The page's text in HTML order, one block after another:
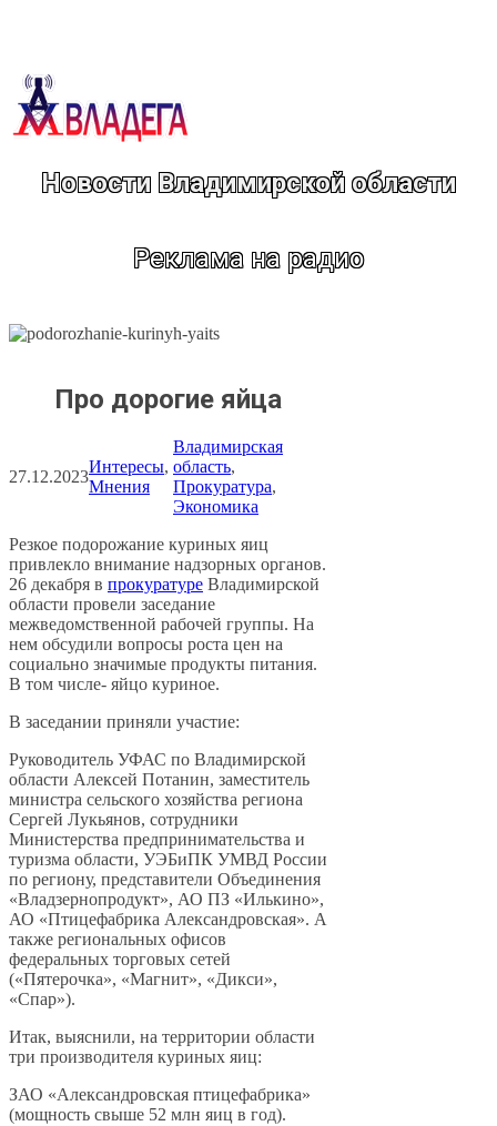
Новости Владимирской области
Реклама на радио
Про дорогие яйца
27.12.2023
Интересы
Мнения
Владимирская
область
Прокуратура
Экономика
Резкое подорожание куриных яиц
привлекло внимание надзорных органов.
26 декабря в прокуратуре Владимирской
области провели заседание
межведомственной рабочей группы. На
нем обсудили вопросы роста цен на
социально значимые продукты питания.
В том числе- яйцо куриное.
В заседании приняли участие:
Руководитель УФАС по Владимирской
области Алексей Потанин, заместитель
министра сельского хозяйства региона
Сергей Лукьянов, сотрудники
Министерства предпринимательства и
туризма области, УЭБиПК УМВД России
по региону, представители Объединения
«Владзернопродукт», АО ПЗ «Илькино»,
АО «Птицефабрика Александровская». А
также региональных офисов
федеральных торговых сетей
(«Пятерочка», «Магнит», «Дикси»,
«Спар»).
Итак, выяснили, на территории области
три производителя куриных яиц:
ЗАО «Александровская птицефабрика»
(мощность свыше 52 млн яиц в год).